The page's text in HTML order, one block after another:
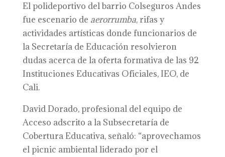
El polideportivo del barrio Colseguros Andes
fue escenario de aerorrumba, rifas y
actividades artísticas donde funcionarios de
la Secretaría de Educación resolvieron
dudas acerca de la oferta formativa de las 92
Instituciones Educativas Oficiales, IEO, de
Cali.
David Dorado, profesional del equipo de
Acceso adscrito a la Subsecretaría de
Cobertura Educativa, señaló: “aprovechamos
el picnic ambiental liderado por el